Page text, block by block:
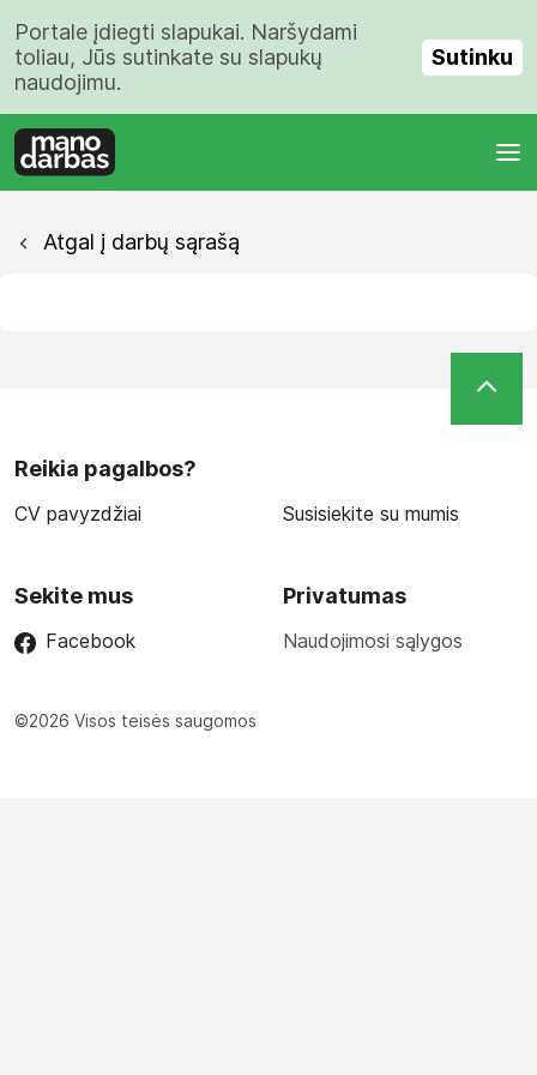
Portale įdiegti slapukai. Naršydami
toliau, Jūs sutinkate su slapukų
naudojimu.
Sutinku
Atgal į darbų sąrašą
Reikia pagalbos?
CV pavyzdžiai Susisiekite su mumis
Sekite mus
Facebook
Privatumas
Naudojimosi sąlygos
©2026 Visos teisės saugomos